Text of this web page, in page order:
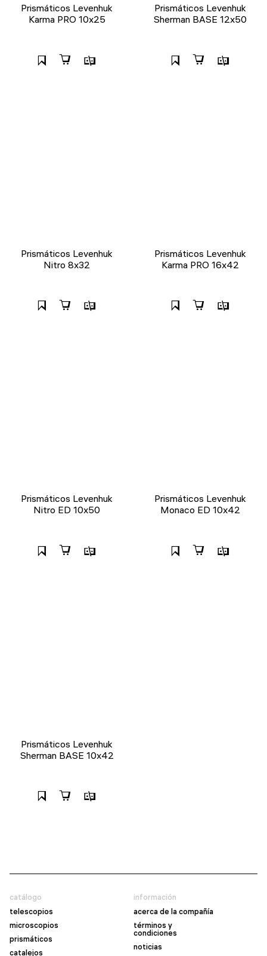
Prismáticos Levenhuk
Karma PRO 10x25
Prismáticos Levenhuk
Sherman BASE 12x50
Prismáticos Levenhuk
Nitro 8x32
Prismáticos Levenhuk
Karma PRO 16x42
Prismáticos Levenhuk
Nitro ED 10x50
Prismáticos Levenhuk
Monaco ED 10x42
Prismáticos Levenhuk
Sherman BASE 10x42
catálogo
telescopios
microscopios
prismáticos
catalejos
información
acerca de la compañía
términos y
condiciones
noticias